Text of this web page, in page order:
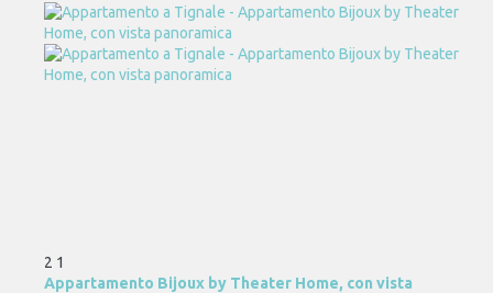
2 1
Appartamento Bijoux by Theater Home, con vista